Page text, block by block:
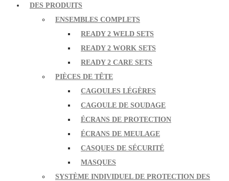
DES PRODUITS
ENSEMBLES COMPLETS
READY 2 WELD SETS
READY 2 WORK SETS
READY 2 CARE SETS
PIÈCES DE TÊTE
CAGOULES LÉGÈRES
CAGOULE DE SOUDAGE
ÉCRANS DE PROTECTION
ÉCRANS DE MEULAGE
CASQUES DE SÉCURITÉ
MASQUES
SYSTÈME INDIVIDUEL DE PROTECTION DES